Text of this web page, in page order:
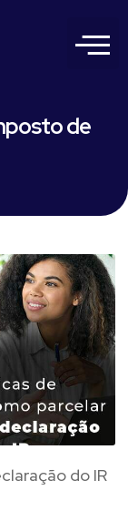
de
do IR